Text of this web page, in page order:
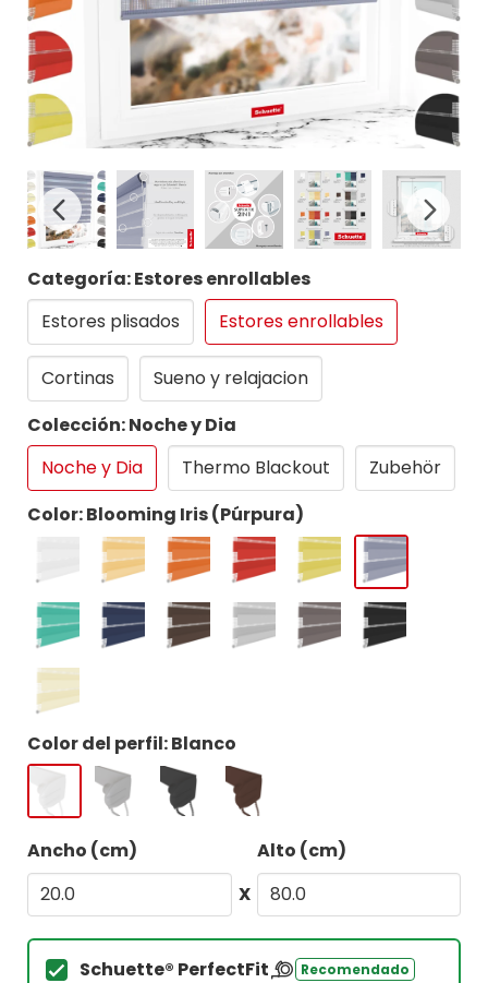
Categoría: Estores enrollables
Estores plisados
Estores enrollables
Cortinas
Sueno y relajacion
Colección: Noche y Dia
Noche y Dia
Thermo Blackout
Zubehör
Color: Blooming Iris (Púrpura)
Color del perfil: Blanco
Ancho (cm)
X
Alto (cm)
Schuette® PerfectFit Recomendado